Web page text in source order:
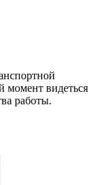
видеться
работы.